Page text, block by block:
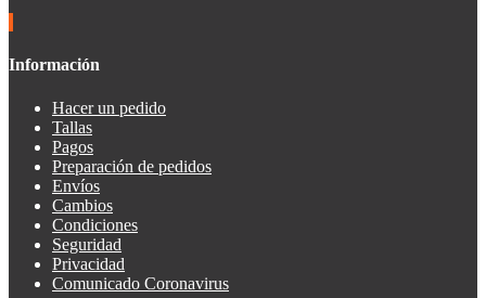
Información
Hacer un pedido
Tallas
Pagos
Preparación de pedidos
Envíos
Cambios
Condiciones
Seguridad
Privacidad
Comunicado Coronavirus